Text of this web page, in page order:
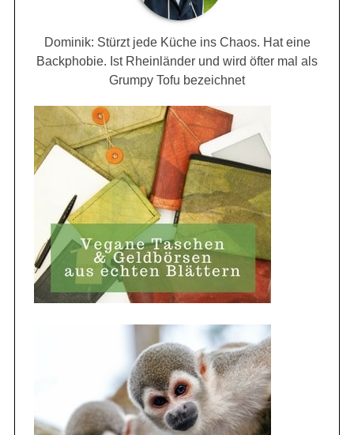
Dominik: Stürzt jede Küche ins Chaos. Hat eine
Backphobie. Ist Rheinländer und wird öfter mal als
Grumpy Tofu bezeichnet